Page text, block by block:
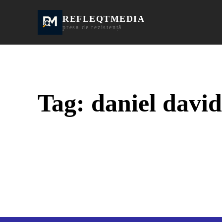
REFLEQTMEDIA
presa de rezistență
Tag: daniel david